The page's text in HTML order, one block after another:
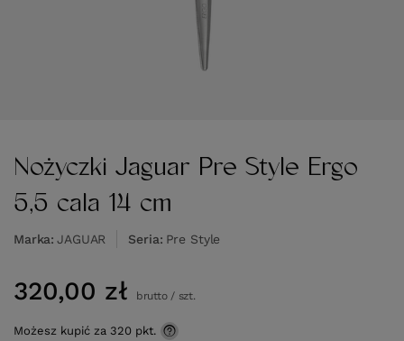
Nożyczki Jaguar Pre Style Ergo
5,5 cala 14 cm
Marka JAGUAR Seria Pre Style
320,00 zł brutto/ szt.
Możesz kupić za 320 pkt.